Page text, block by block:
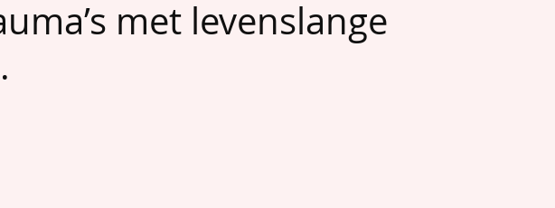
met levenslange